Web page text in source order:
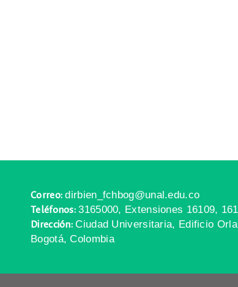
Correo:dirbien_fchbog@unal.edu.co
Teléfonos:3165000, Extensiones 16109,
Dirección:Ciudad Universitaria, Edificio
Bogotá, Colombia